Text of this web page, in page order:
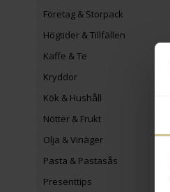
Företag & Storpack
Högtider & Tillfällen
Kaffe & Te
Kryddor
Kök & Hushåll
Nötter & Frukt
Olja & Vinäger
Pasta & Pastasås
Presenttips